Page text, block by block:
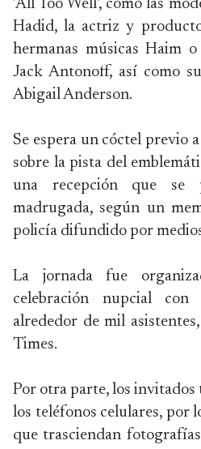
'All Too Well', como las
Hadid, la actriz y
hermanas músicas Haim
Jack Antonoff, así como
Abigail Anderson.
Se espera un cóctel previo
sobre la pista del
una recepción que se
madrugada, según un
policía difundido por
La jornada fue
celebración nupcial
alrededor de mil
Times.
Por otra parte, los invitados
los teléfonos celulares, por
que trasciendan